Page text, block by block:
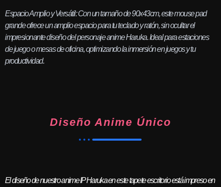
Espacio Amplio y Versátil: Con un tamaño de 90x43cm, este mouse pad
grande ofrece un amplio espacio para tu teclado y ratón, sin ocultar el
impresionante diseño del personaje anime Haruka. Ideal para estaciones
de juego o mesas de oficina, optimizando la inmersión en juegos y tu
productividad.
Diseño Anime Único
El diseño de nuestro anime IP Haruka en este tapete escritorio está impreso en